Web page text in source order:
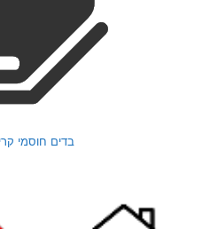
בדים חוסמי קרינת רדיו